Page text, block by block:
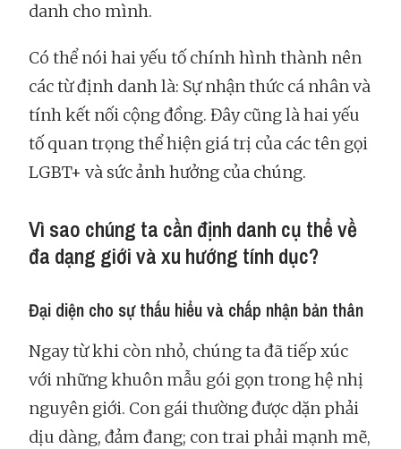
danh cho mình.
Có thể nói hai yếu tố chính hình thành nên
các từ định danh là: Sự nhận thức cá nhân và
tính kết nối cộng đồng. Đây cũng là hai yếu
tố quan trọng thể hiện giá trị của các tên gọi
LGBT+ và sức ảnh hưởng của chúng.
Vì sao chúng ta cần định danh cụ thể về
đa dạng giới và xu hướng tính dục?
Đại diện cho sự thấu hiểu và chấp nhận bản thân
Ngay từ khi còn nhỏ, chúng ta đã tiếp xúc
với những khuôn mẫu gói gọn trong hệ nhị
nguyên giới. Con gái thường được dặn phải
dịu dàng, đảm đang; con trai phải mạnh mẽ,